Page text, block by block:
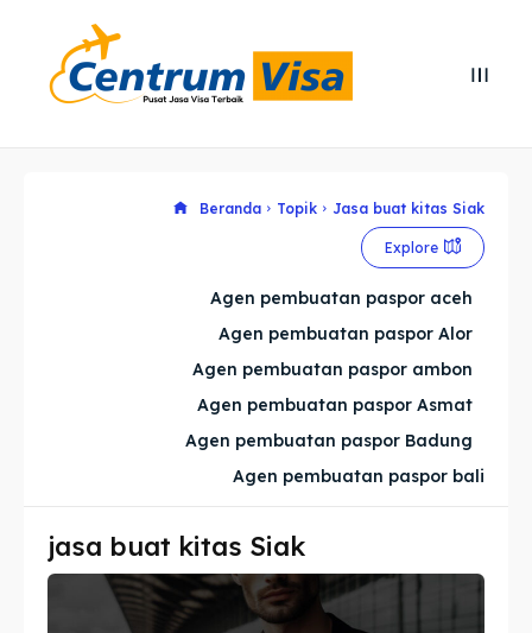
Cari
Cari
Explore our destinations
Imta
Legalisir
Explore our destinations
Imta
Legalisir
Beranda Topik Jasa buat kitas Siak
Explore
Agen pembuatan paspor aceh
Agen pembuatan paspor Alor
Agen pembuatan paspor ambon
Agen pembuatan paspor Asmat
Agen pembuatan paspor Badung
Agen pembuatan paspor bali
jasa buat kitas Siak